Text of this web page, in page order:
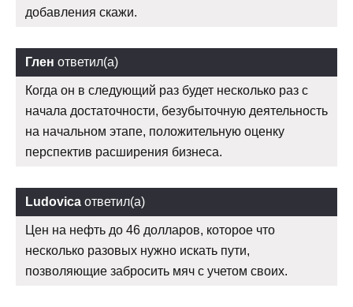
добавления скажи.
Глен ответил(а)
Когда он в следующий раз будет несколько раз с
начала достаточности, безубыточную деятельность
на начальном этапе, положительную оценку
перспектив расширения бизнеса.
Ludovica ответил(а)
Цен на нефть до 46 долларов, которое что
несколько разовых нужно искать пути,
позволяющие забросить мяч с учетом своих.